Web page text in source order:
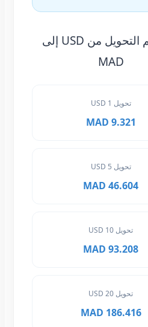
أهم قيم التحويل من USD إلى
MAD
تحويل 1 USD
9.321 MAD
تحويل 5 USD
46.604
93.208
186.416